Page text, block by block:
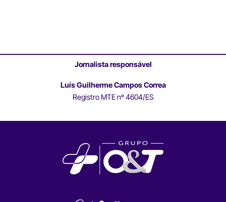
Jornalista responsável
Luís Guilherme Campos Correa
Registro MTE nº 4604/ES